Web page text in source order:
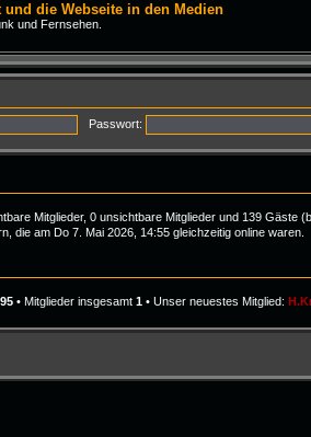
die Webseite in den Medien
und Fernsehen.
Passwort:
Mitglieder, 0 unsichtbare Mitglieder und 139 Gäste
die am Do 7. Mai 2026, 14:55 gleichzeitig online waren.
95• Mitglieder insgesamt 1• Unser neuestes Mitglied: